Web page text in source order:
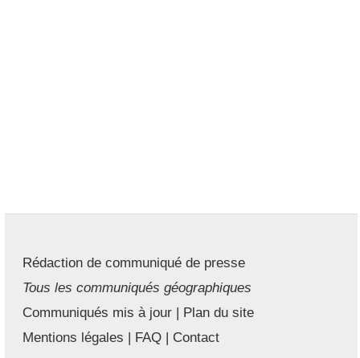
Rédaction de communiqué de presse
Tous les communiqués géographiques
Communiqués mis à jour | Plan du site
Mentions légales | FAQ | Contact